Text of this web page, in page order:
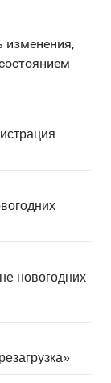
изменения,
новогодних